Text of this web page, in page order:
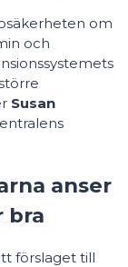
om
och
Susan
anser
bra
förslaget till